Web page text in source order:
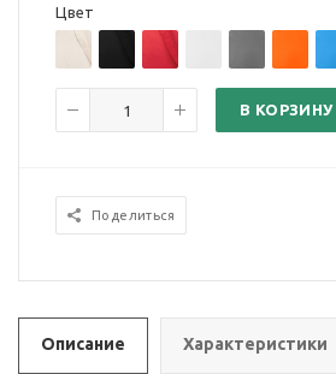
Цвет
В КОРЗИНУ
Поделиться
Описание Характеристики